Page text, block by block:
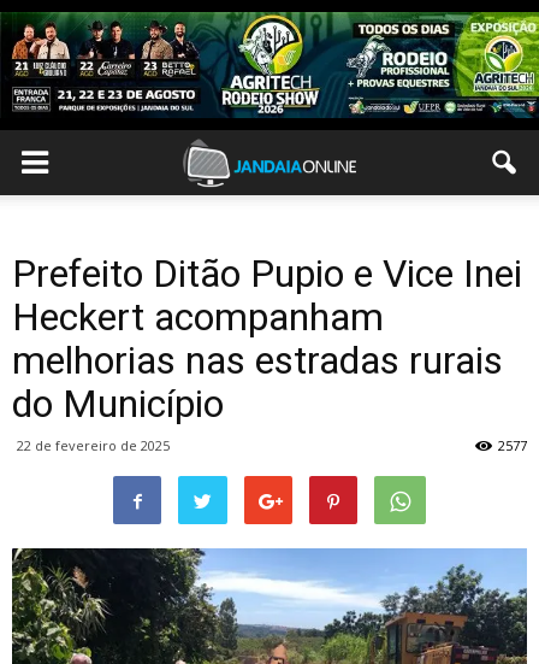
Prefeito Ditão Pupio e Vice Inei
Heckert acompanham
melhorias nas estradas rurais
do Município
22 de fevereiro de 2025 2577